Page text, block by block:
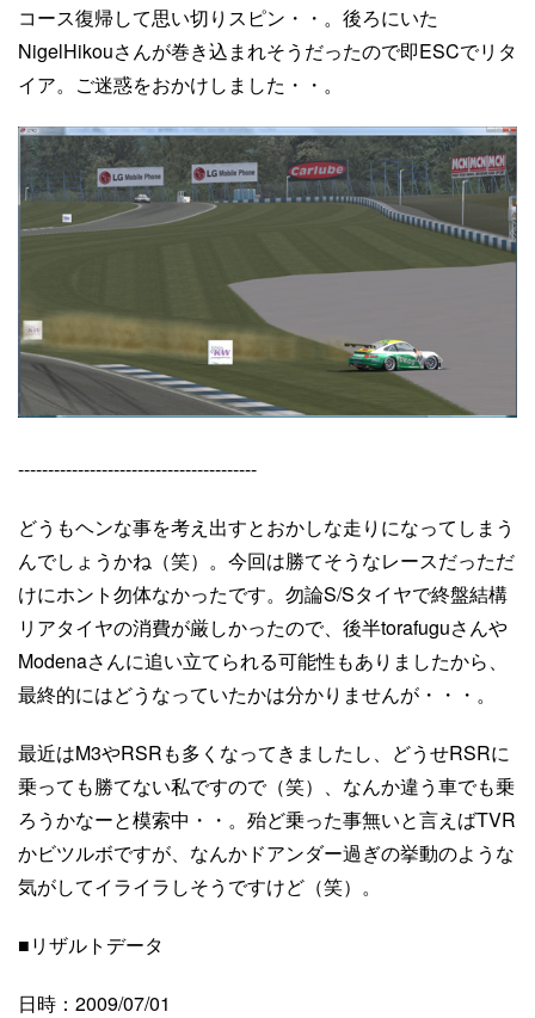
コース復帰して思い切りスピン・・。後ろにいた
NigelHikouさんが巻き込まれそうだったので即ESCでリタ
イア。ご迷惑をおかけしました・・。
----------------------------------------
どうもヘンな事を考え出すとおかしな走りになってしまう
んでしょうかね（笑）。今回は勝てそうなレースだっただ
けにホント勿体なかったです。勿論S/Sタイヤで終盤結構
リアタイヤの消費が厳しかったので、後半torafuguさんや
Modenaさんに追い立てられる可能性もありましたから、
最終的にはどうなっていたかは分かりませんが・・・。
最近はM3やRSRも多くなってきましたし、どうせRSRに
乗っても勝てない私ですので（笑）、なんか違う車でも乗
ろうかなーと模索中・・。殆ど乗った事無いと言えばTVR
かビツルボですが、なんかドアンダー過ぎの挙動のような
気がしてイライラしそうですけど（笑）。
■リザルトデータ
日時：2009/07/01